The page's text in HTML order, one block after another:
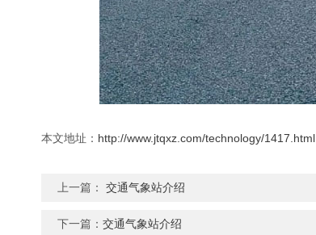
本文地址： http://www.jtqxz.com/technology/1417.html
上一篇：交通气象站介绍
下一篇：交通气象站介绍